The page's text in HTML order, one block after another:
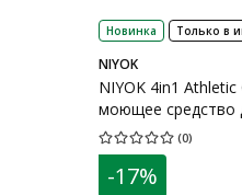
Новинка Только в
NIYOK
NIYOK 4in1
моющее средство
лица и бороды для
(0)
Средняя оценка 0.00
-17%